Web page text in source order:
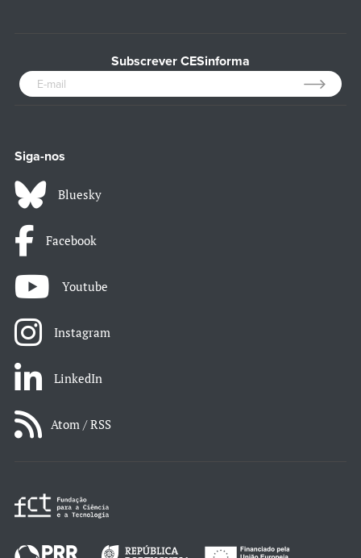
Subscrever CESinforma
Siga-nos
Bluesky
Facebook
Youtube
Instagram
LinkedIn
Atom / RSS